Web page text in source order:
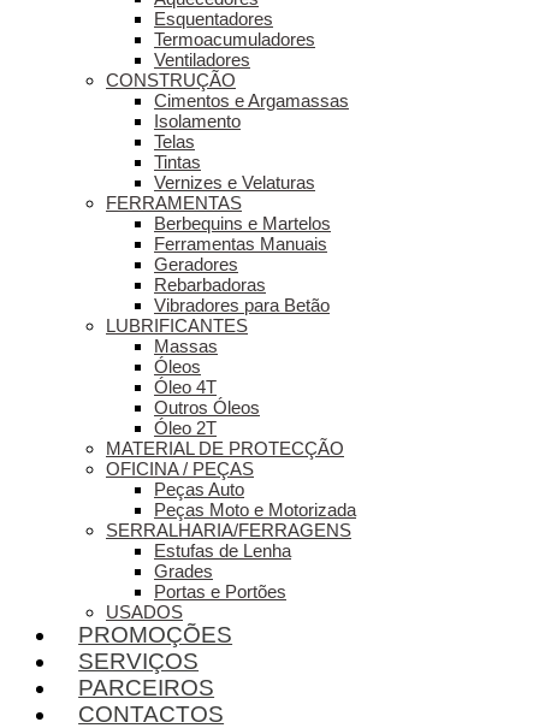
Esquentadores
Termoacumuladores
Ventiladores
CONSTRUÇÃO
Cimentos e Argamassas
Isolamento
Telas
Tintas
Vernizes e Velaturas
FERRAMENTAS
Berbequins e Martelos
Ferramentas Manuais
Geradores
Rebarbadoras
Vibradores para Betão
LUBRIFICANTES
Massas
Óleos
Óleo 4T
Outros Óleos
Óleo 2T
MATERIAL DE PROTECÇÃO
OFICINA / PEÇAS
Peças Auto
Peças Moto e Motorizada
SERRALHARIA/FERRAGENS
Estufas de Lenha
Grades
Portas e Portões
USADOS
PROMOÇÕES
SERVIÇOS
PARCEIROS
CONTACTOS